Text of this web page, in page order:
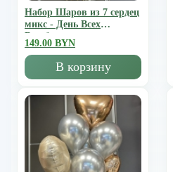
Набор Шаров из 7 сердец
микс - День Всех
Влюбленных
149.00 BYN
В корзину